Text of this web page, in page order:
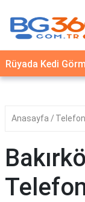
YEMEK
TARİFLERİ
SAĞLIK
İLETİŞİM
Rüyada Kedi
Anasayfa